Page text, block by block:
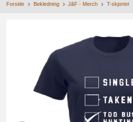
Forside Bekledning J&F - Merch T-skjorter